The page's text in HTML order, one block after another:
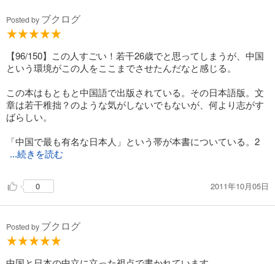
Posted by ブクログ
【96/150】この人すごい！若干26歳でと思ってしまうが、中国
という環境がこの人をここまでさせたんだなと感じる。
この本はもともと中国語で出版されている。その日本語版。文
章は若干稚拙？のような気がしないでもないが、何より志がす
ばらしい。
「中国で最も有名な日本人」という帯が本書についている。2
...続きを読む
0 2011年10月05日
Posted by ブクログ